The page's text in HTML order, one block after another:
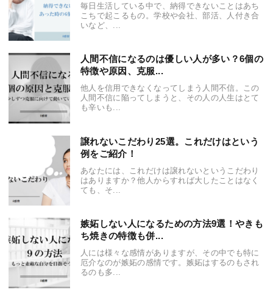
毎日生活している中で、納得できないことはあち
こちで起こるもの。学校や会社、部活、人付き合
いなど、...
人間不信になるのは優しい人が多い？6個の
特徴や原因、克服...
他人を信用できなくなってしまう人間不信。この
人間不信に陥ってしまうと、その人の人生はとて
も辛いも...
譲れないこだわり25選。これだけはという
例をご紹介！
あなたには、これだけは譲れないというこだわり
はありますか？他人からすれば大したことはなく
ても、そ...
嫉妬しない人になるための方法9選！やきも
ち焼きの特徴も併...
人には様々な感情がありますが、その中でも特に
厄介なのが嫉妬の感情です。嫉妬はするのもされ
るのも多...